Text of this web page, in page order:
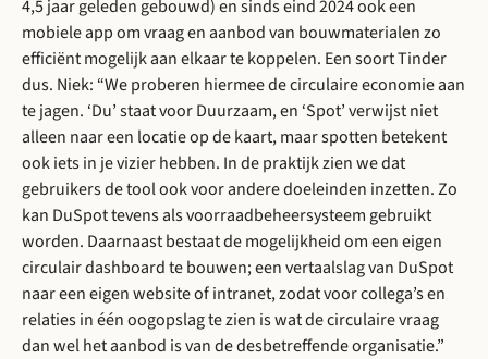
4,5 jaar geleden gebouwd) en sinds eind 2024 ook een
mobiele app om vraag en aanbod van bouwmaterialen zo
efficiënt mogelijk aan elkaar te koppelen. Een soort Tinder
dus. Niek: “We proberen hiermee de circulaire economie aan
te jagen. ‘Du’ staat voor Duurzaam, en ‘Spot’ verwijst niet
alleen naar een locatie op de kaart, maar spotten betekent
ook iets in je vizier hebben. In de praktijk zien we dat
gebruikers de tool ook voor andere doeleinden inzetten. Zo
kan DuSpot tevens als voorraadbeheersysteem gebruikt
worden. Daarnaast bestaat de mogelijkheid om een eigen
circulair dashboard te bouwen; een vertaalslag van DuSpot
naar een eigen website of intranet, zodat voor collega’s en
relaties in één oogopslag te zien is wat de circulaire vraag
dan wel het aanbod is van de desbetreffende organisatie.”